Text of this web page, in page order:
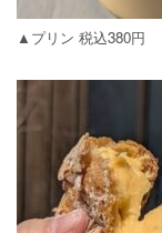
▲プリン 税込380円